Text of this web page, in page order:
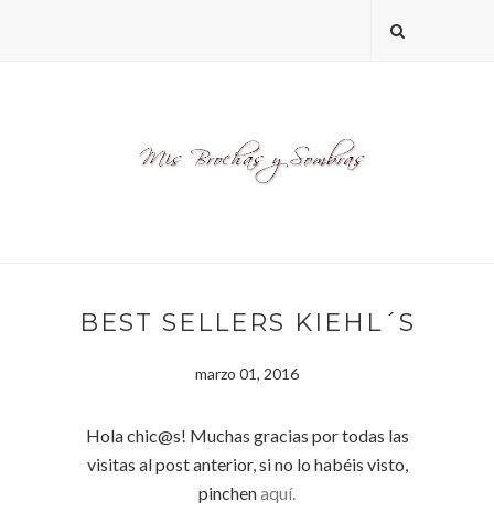
BEST SELLERS KIEHL´S
marzo 01, 2016
Hola chic@s! Muchas gracias por todas las
visitas al post anterior, si no lo habéis visto,
pinchenaquí.